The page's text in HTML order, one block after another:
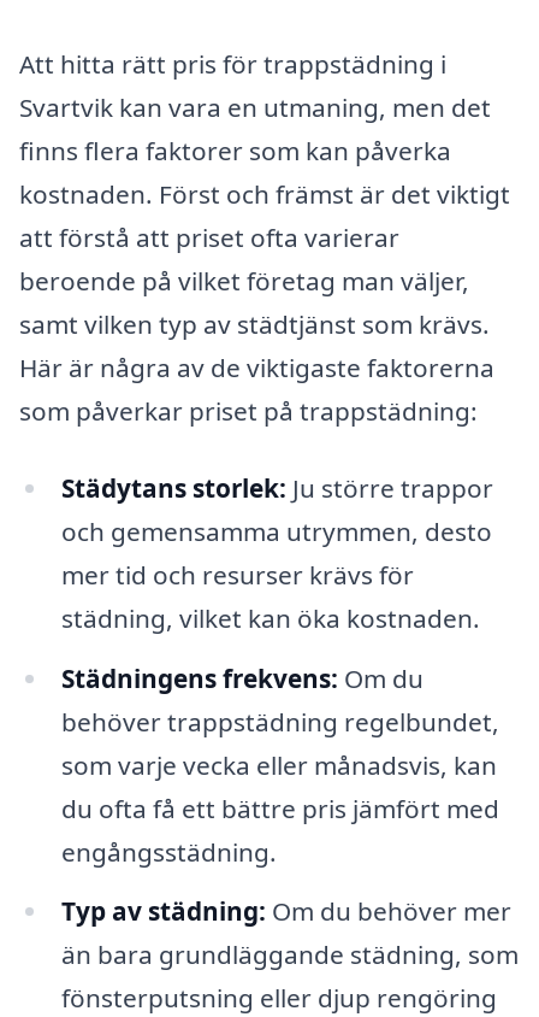
Att hitta rätt pris för trappstädning i
Svartvik kan vara en utmaning, men det
finns flera faktorer som kan påverka
kostnaden. Först och främst är det viktigt
att förstå att priset ofta varierar
beroende på vilket företag man väljer,
samt vilken typ av städtjänst som krävs.
Här är några av de viktigaste faktorerna
som påverkar priset på trappstädning:
Städytans storlek: Ju större trappor
och gemensamma utrymmen, desto
mer tid och resurser krävs för
städning, vilket kan öka kostnaden.
Städningens frekvens: Om du
behöver trappstädning regelbundet,
som varje vecka eller månadsvis, kan
du ofta få ett bättre pris jämfört med
engångsstädning.
Typ av städning: Om du behöver mer
än bara grundläggande städning, som
fönsterputsning eller djup rengöring